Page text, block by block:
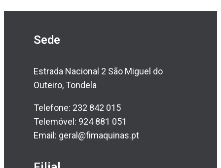
Sede
Estrada Nacional 2 São Miguel do
Outeiro, Tondela
Telefone: 232 842 015
Telemóvel: 924 881 051
Email: geral@fimaquinas.pt